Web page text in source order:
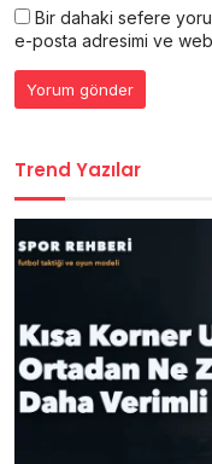
Bir dahaki sefere
e-posta adresimi ve
Trend Yazılar